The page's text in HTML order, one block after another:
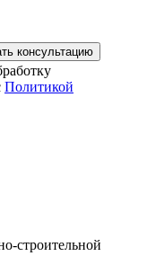
консультацию
Политикой
строительной